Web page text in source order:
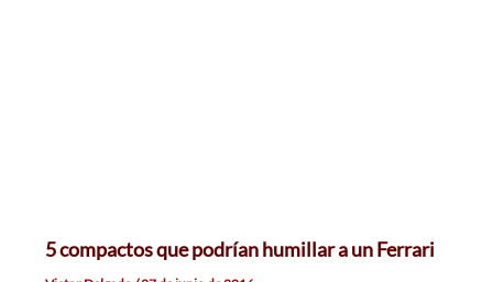
5 compactos que podrían humillar a un Ferrari